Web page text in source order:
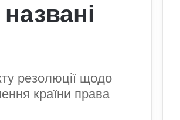
резолюції щодо
країни права